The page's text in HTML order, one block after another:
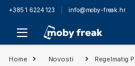
+385 1 6224 123 info@moby-freak.hr
Home Novosti Regelmatig